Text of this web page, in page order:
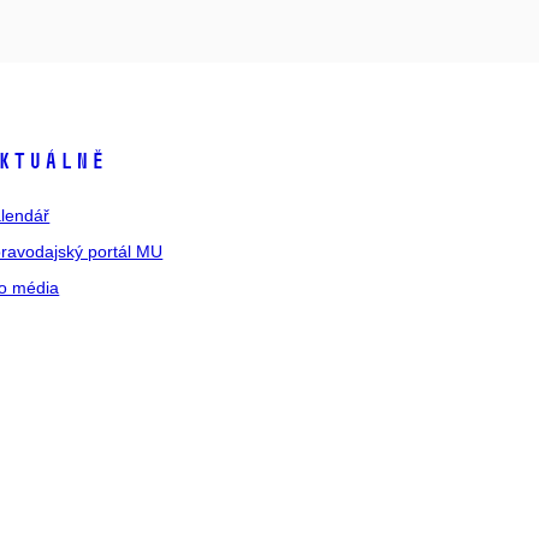
portál MU
média